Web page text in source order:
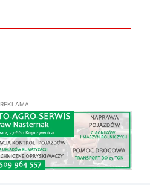
REKLAMA